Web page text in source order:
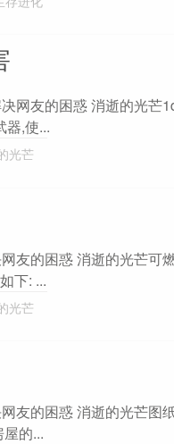
网友的困惑 消逝的光芒
器,使...
光芒
友的困惑 消逝的光芒可
下: ...
光芒
友的困惑 消逝的光芒图
的...